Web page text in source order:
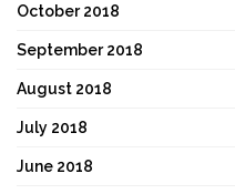
October 2018
September 2018
August 2018
July 2018
June 2018